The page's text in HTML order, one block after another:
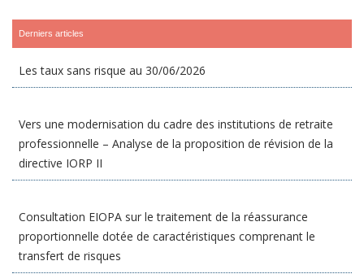
Derniers articles
Les taux sans risque au 30/06/2026
Vers une modernisation du cadre des institutions de retraite
professionnelle – Analyse de la proposition de révision de la
directive IORP II
Consultation EIOPA sur le traitement de la réassurance
proportionnelle dotée de caractéristiques comprenant le
transfert de risques